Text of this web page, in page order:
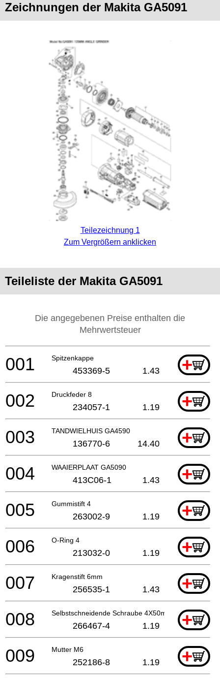
Zeichnungen der Makita GA5091
Teilezeichnung 1
Zum Vergrößern anklicken
Teileliste der Makita GA5091
Die angegebenen Preise enthalten die
Mehrwertsteuer
Spitzenkappe +
001 453369-5 1.43
Druckfeder 8 +
002 234057-1 1.19
TANDWIELHUIS GA4590 +
003 136770-6 14.40
WAAIERPLAAT GA5090 +
004 413C06-1 1.43
Gummistift 4 +
005 263002-9 1.19
O-Ring 4 +
006 213032-0 1.19
Kragenstift 6mm +
007 256535-1 1.43
Selbstschneidende Schraube 4X50mm +
008 266467-4 1.19
Mutter M6 +
009 252186-8 1.19